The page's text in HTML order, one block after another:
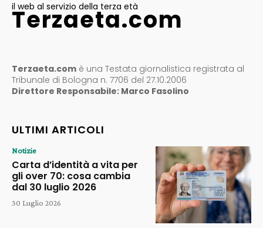
il web al servizio della terza età
Terzaeta.com
Terzaeta.com è una Testata giornalistica registrata al
Tribunale di Bologna n. 7706 del 27.10.2006
Direttore Responsabile: Marco Fasolino
ULTIMI ARTICOLI
Notizie
Carta d’identità a vita per
gli over 70: cosa cambia
dal 30 luglio 2026
30 Luglio 2026